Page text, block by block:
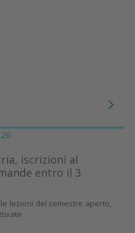
iscrizioni al
entro il 3
lezioni del semestre aperto,